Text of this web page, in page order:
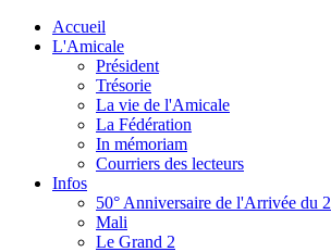
Accueil
L'Amicale
Président
Trésorie
La vie de l'Amicale
La Fédération
In mémoriam
Courriers des lecteurs
Infos
50° Anniversaire de l'Arrivée du 2
Mali
Le Grand 2